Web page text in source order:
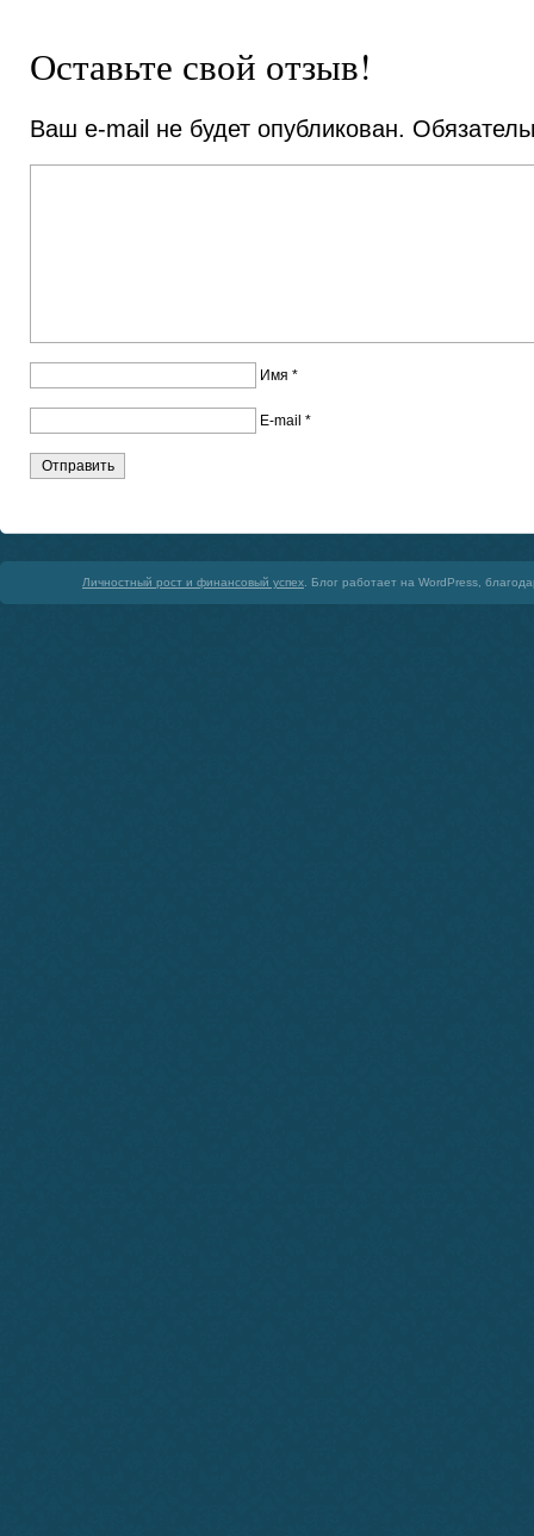
Оставьте свой отзыв!
Ваш e-mail не будет опубликован.
Имя *
E-mail *
Личностный рост и финансовый успех . Блог работает на WordPress,